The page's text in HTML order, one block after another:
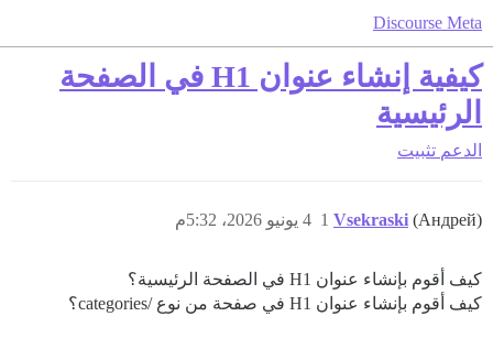
Discourse Meta
كيفية إنشاء عنوان H1 في الصفحة
الرئيسية
الدعم تثبيت
Vsekraski (Андрей) 4 يونيو 2026، 5:32م 1
كيف أقوم بإنشاء عنوان H1 في الصفحة الرئيسية؟
كيف أقوم بإنشاء عنوان H1 في صفحة من نوع /categories؟